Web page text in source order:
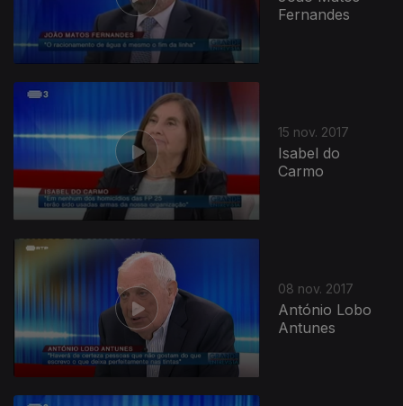
Fernandes
15 nov. 2017
Isabel do
Carmo
08 nov. 2017
António Lobo
Antunes